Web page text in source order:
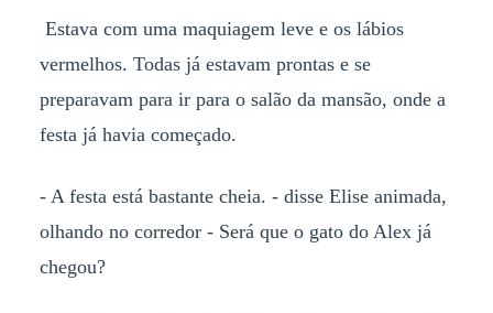
Estava com uma maquiagem leve e os lábios
vermelhos. Todas já estavam prontas e se
preparavam para ir para o salão da mansão, onde a
festa já havia começado.
- A festa está bastante cheia. - disse Elise animada,
olhando no corredor - Será que o gato do Alex já
chegou?